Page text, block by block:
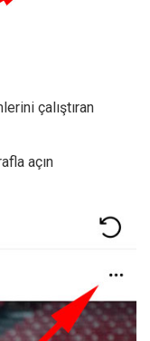
çalıştıran
açın